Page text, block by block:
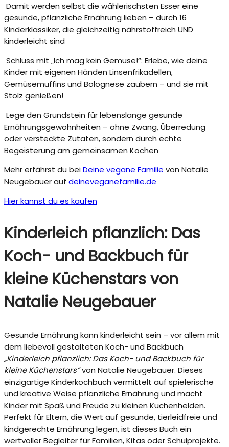
Damit werden selbst die wählerischsten Esser eine
gesunde, pflanzliche Ernährung lieben – durch 16
Kinderklassiker, die gleichzeitig nährstoffreich UND
kinderleicht sind
Schluss mit „Ich mag kein Gemüse!“: Erlebe, wie deine
Kinder mit eigenen Händen Linsenfrikadellen,
Gemüsemuffins und Bolognese zaubern – und sie mit
Stolz genießen!
Lege den Grundstein für lebenslange gesunde
Ernährungsgewohnheiten – ohne Zwang, Überredung
oder versteckte Zutaten, sondern durch echte
Begeisterung am gemeinsamen Kochen
Mehr erfährst du beiDeine vegane Familie von Natalie
Neugebauer auf deineveganefamilie.de
Hier kannst du es kaufen
Kinderleich pflanzlich: Das
Koch- und Backbuch für
kleine Küchenstars von
Natalie Neugebauer
Gesunde Ernährung kann kinderleicht sein – vor allem mit
dem liebevoll gestalteten Koch- und Backbuch
„Kinderleich pflanzlich: Das Koch- und Backbuch für
kleine Küchenstars“von Natalie Neugebauer. Dieses
einzigartige Kinderkochbuch vermittelt auf spielerische
und kreative Weise pflanzliche Ernährung und macht
Kinder mit Spaß und Freude zu kleinen Küchenhelden.
Perfekt für Eltern, die Wert auf gesunde, tierleidfreie und
kindgerechte Ernährung legen, ist dieses Buch ein
wertvoller Begleiter für Familien, Kitas oder Schulprojekte.